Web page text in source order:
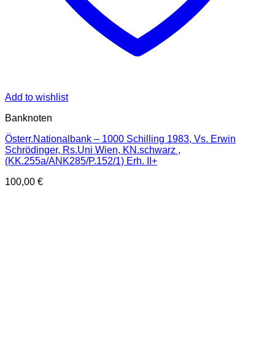
Add to wishlist
Banknoten
Österr.Nationalbank – 1000 Schilling 1983, Vs. Erwin
Schrödinger, Rs.Uni Wien, KN.schwarz ,
(KK.255a/ANK285/P.152/1) Erh. II+
100,00 €